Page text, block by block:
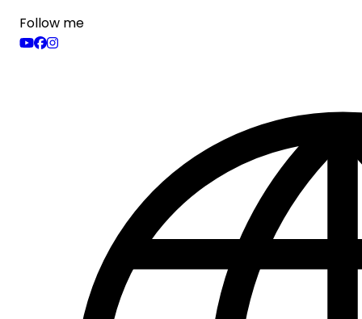
Follow me